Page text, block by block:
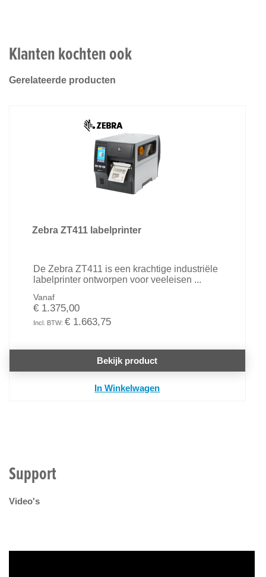
Klanten kochten ook
Gerelateerde producten
Zebra ZT411 labelprinter
De Zebra ZT411 is een krachtige industriële
labelprinter ontworpen voor veeleisen ...
Vanaf
€ 1.375,00
€ 1.663,75
Bekijk product
In Winkelwagen
Support
Video's